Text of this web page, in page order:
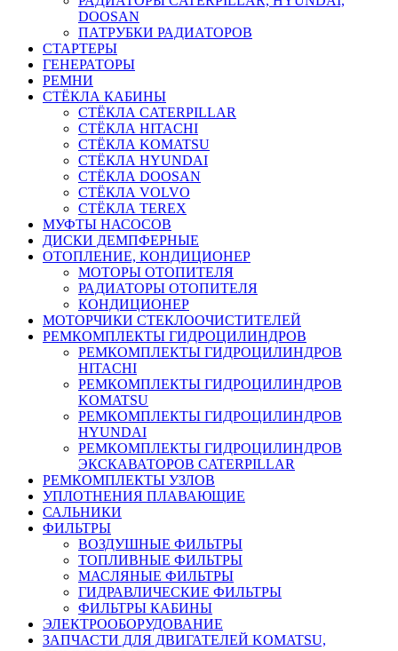
DOOSAN
ПАТРУБКИ РАДИАТОРОВ
СТАРТЕРЫ
ГЕНЕРАТОРЫ
РЕМНИ
СТЁКЛА КАБИНЫ
СТЁКЛА CATERPILLAR
СТЁКЛА HITACHI
СТЁКЛА KOMATSU
СТЁКЛА HYUNDAI
СТЁКЛА DOOSAN
СТЁКЛА VOLVO
СТЁКЛА TEREX
МУФТЫ НАСОСОВ
ДИСКИ ДЕМПФЕРНЫЕ
ОТОПЛЕНИЕ, КОНДИЦИОНЕР
МОТОРЫ ОТОПИТЕЛЯ
РАДИАТОРЫ ОТОПИТЕЛЯ
КОНДИЦИОНЕР
МОТОРЧИКИ СТЕКЛООЧИСТИТЕЛЕЙ
РЕМКОМПЛЕКТЫ ГИДРОЦИЛИНДРОВ
РЕМКОМПЛЕКТЫ ГИДРОЦИЛИНДРОВ
HITACHI
РЕМКОМПЛЕКТЫ ГИДРОЦИЛИНДРОВ
KOMATSU
РЕМКОМПЛЕКТЫ ГИДРОЦИЛИНДРОВ
HYUNDAI
РЕМКОМПЛЕКТЫ ГИДРОЦИЛИНДРОВ
ЭКСКАВАТОРОВ CATERPILLAR
РЕМКОМПЛЕКТЫ УЗЛОВ
УПЛОТНЕНИЯ ПЛАВАЮЩИЕ
САЛЬНИКИ
ФИЛЬТРЫ
ВОЗДУШНЫЕ ФИЛЬТРЫ
ТОПЛИВНЫЕ ФИЛЬТРЫ
МАСЛЯНЫЕ ФИЛЬТРЫ
ГИДРАВЛИЧЕСКИЕ ФИЛЬТРЫ
ФИЛЬТРЫ КАБИНЫ
ЭЛЕКТРООБОРУДОВАНИЕ
ЗАПЧАСТИ ДЛЯ ДВИГАТЕЛЕЙ KOMATSU,